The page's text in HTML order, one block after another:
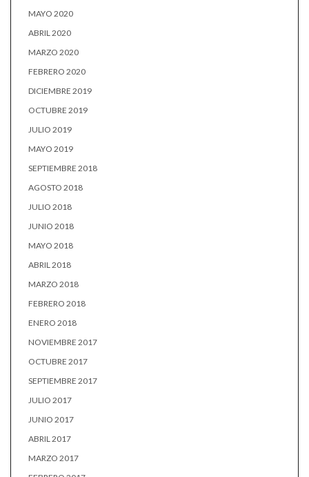
MAYO 2020
ABRIL 2020
MARZO 2020
FEBRERO 2020
DICIEMBRE 2019
OCTUBRE 2019
JULIO 2019
MAYO 2019
SEPTIEMBRE 2018
AGOSTO 2018
JULIO 2018
JUNIO 2018
MAYO 2018
ABRIL 2018
MARZO 2018
FEBRERO 2018
ENERO 2018
NOVIEMBRE 2017
OCTUBRE 2017
SEPTIEMBRE 2017
JULIO 2017
JUNIO 2017
ABRIL 2017
MARZO 2017